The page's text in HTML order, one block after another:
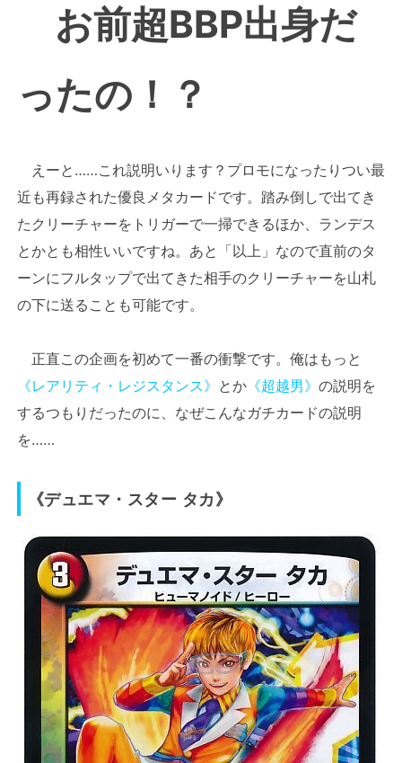
お前超BBP出身だ
ったの！？
えーと……これ説明いります？プロモになったりつい最
近も再録された優良メタカードです。踏み倒しで出てき
たクリーチャーをトリガーで一掃できるほか、ランデス
とかとも相性いいですね。あと「以上」なので直前のタ
ーンにフルタップで出てきた相手のクリーチャーを山札
の下に送ることも可能です。
正直この企画を初めて一番の衝撃です。俺はもっと
《レアリティ・レジスタンス》 とか 《超越男》 の説明を
するつもりだったのに、なぜこんなガチカードの説明
を……
《デュエマ・スター タカ》